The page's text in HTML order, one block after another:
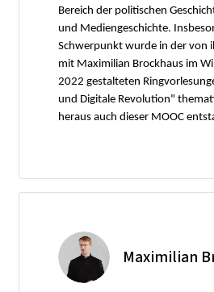
Bereich der politischen
und Mediengeschichte.
Schwerpunkt wurde in der von
mit Maximilian Brockhaus im
2022 gestalteten
und Digitale Revolution"
heraus auch dieser MOOC
Maximilian